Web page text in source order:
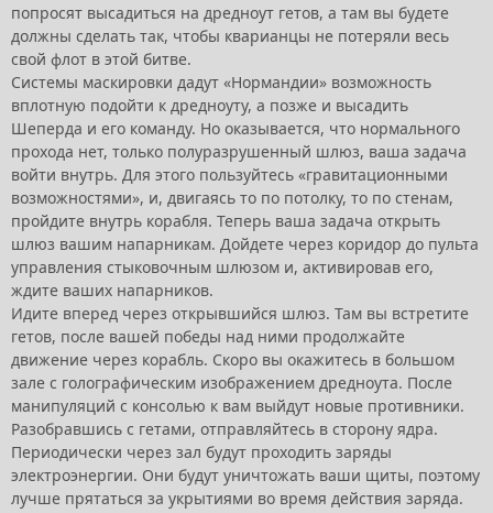
попросят высадиться на дредноут гетов, а там вы будете
должны сделать так, чтобы кварианцы не потеряли весь
свой флот в этой битве.
Системы маскировки дадут «Нормандии» возможность
вплотную подойти к дредноуту, а позже и высадить
Шеперда и его команду. Но оказывается, что нормального
прохода нет, только полуразрушенный шлюз, ваша задача
войти внутрь. Для этого пользуйтесь «гравитационными
возможностями», и, двигаясь то по потолку, то по стенам,
пройдите внутрь корабля. Теперь ваша задача открыть
шлюз вашим напарникам. Дойдете через коридор до пульта
управления стыковочным шлюзом и, активировав его,
ждите ваших напарников.
Идите вперед через открывшийся шлюз. Там вы встретите
гетов, после вашей победы над ними продолжайте
движение через корабль. Скоро вы окажитесь в большом
зале с голографическим изображением дредноута. После
манипуляций с консолью к вам выйдут новые противники.
Разобравшись с гетами, отправляйтесь в сторону ядра.
Периодически через зал будут проходить заряды
электроэнергии. Они будут уничтожать ваши щиты, поэтому
лучше прятаться за укрытиями во время действия заряда.